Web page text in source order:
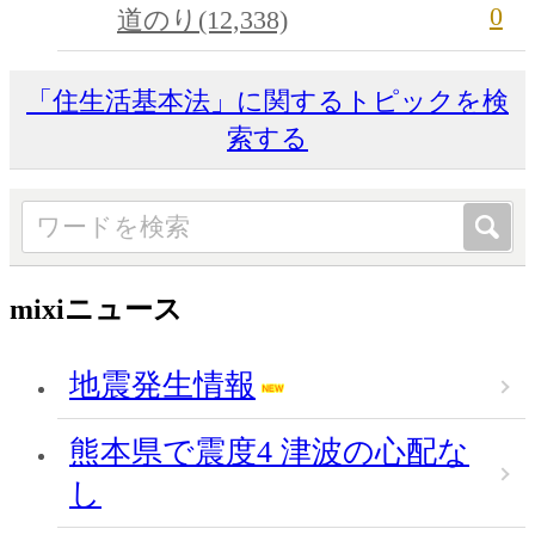
道のり(12,338)
0
「住生活基本法」に関するトピックを検
索する
mixiニュース
地震発生情報
熊本県で震度4 津波の心配な
し